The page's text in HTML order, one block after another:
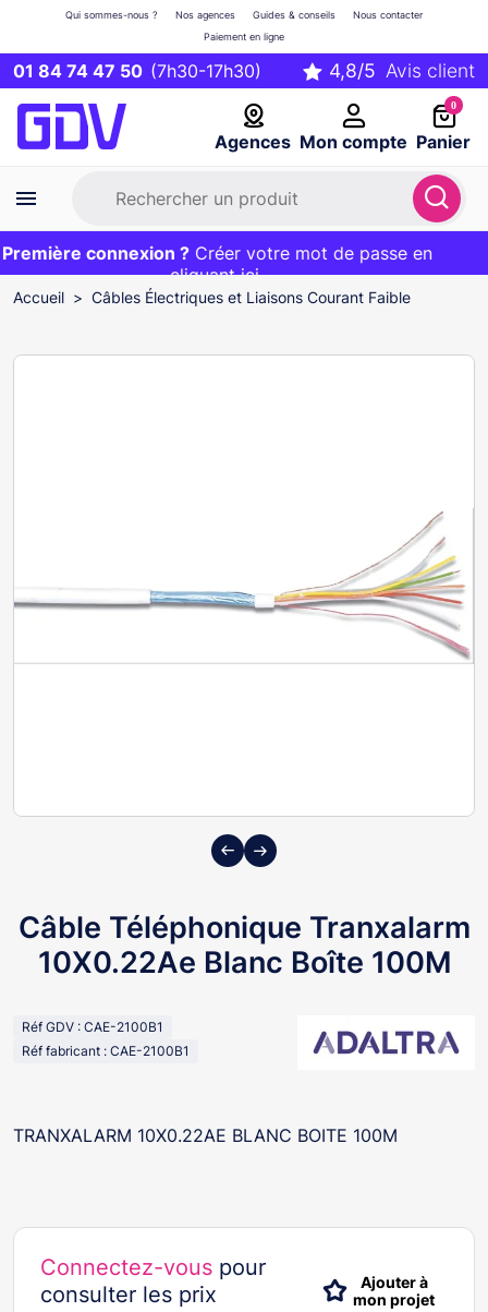
01 84 74 47 50 (7h30-17h30)
Agences Mon compte
Qui sommes-nous ? Nos agences Guides & conseils
Nous contacter
Paiement en ligne
0
Panier
Première commande ?20€ OFFERT sur votre panier
et livraison 24/48h gratuite avec le codeBIENVENUE
connexion ? Créer votre mot de passe en
cliquant ici
EXCLU WEB :
Accueil Câbles Électriques et Liaisons Courant Faible
Previous
Next
Câble Téléphonique Tranxalarm
10X0.22Ae Blanc Boîte 100M
Réf GDV : CAE-2100B1
Réf fabricant : CAE-2100B1
TRANXALARM 10X0.22AE BLANC BOITE 100M
Connectez-vous pour
consulter les prix
Ajouter à
mon projet